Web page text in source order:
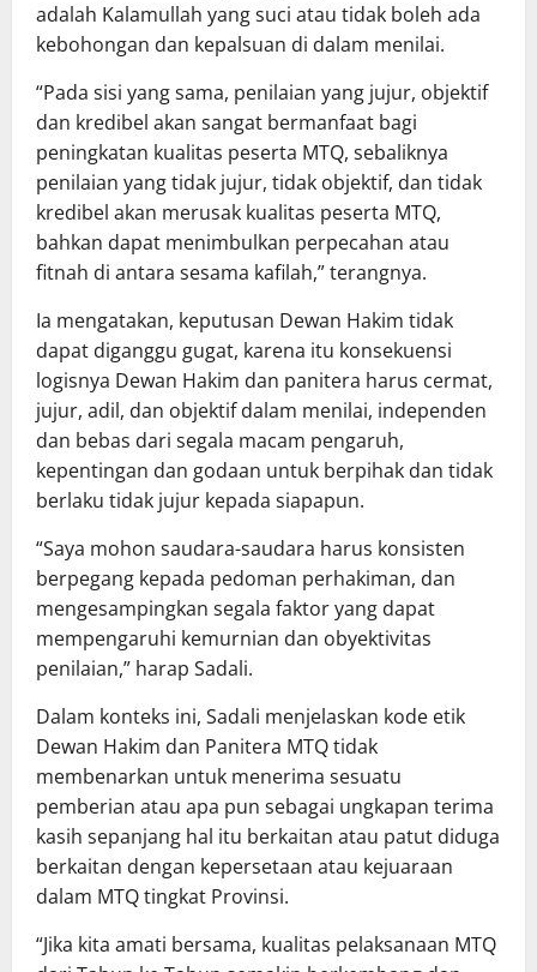
adalah Kalamullah yang suci atau tidak boleh ada
kebohongan dan kepalsuan di dalam menilai.
“Pada sisi yang sama, penilaian yang jujur, objektif
dan kredibel akan sangat bermanfaat bagi
peningkatan kualitas peserta MTQ, sebaliknya
penilaian yang tidak jujur, tidak objektif, dan tidak
kredibel akan merusak kualitas peserta MTQ,
bahkan dapat menimbulkan perpecahan atau
fitnah di antara sesama kafilah,” terangnya.
Ia mengatakan, keputusan Dewan Hakim tidak
dapat diganggu gugat, karena itu konsekuensi
logisnya Dewan Hakim dan panitera harus cermat,
jujur, adil, dan objektif dalam menilai, independen
dan bebas dari segala macam pengaruh,
kepentingan dan godaan untuk berpihak dan tidak
berlaku tidak jujur kepada siapapun.
“Saya mohon saudara-saudara harus konsisten
berpegang kepada pedoman perhakiman, dan
mengesampingkan segala faktor yang dapat
mempengaruhi kemurnian dan obyektivitas
penilaian,” harap Sadali.
Dalam konteks ini, Sadali menjelaskan kode etik
Dewan Hakim dan Panitera MTQ tidak
membenarkan untuk menerima sesuatu
pemberian atau apa pun sebagai ungkapan terima
kasih sepanjang hal itu berkaitan atau patut diduga
berkaitan dengan kepersetaan atau kejuaraan
dalam MTQ tingkat Provinsi.
“Jika kita amati bersama, kualitas pelaksanaan MTQ